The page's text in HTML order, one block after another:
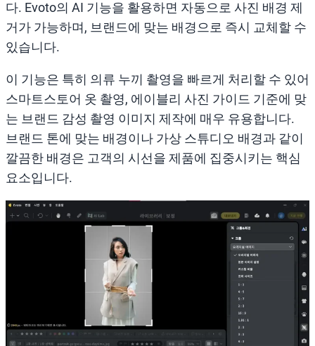
다. Evoto의 AI 기능을 활용하면 자동으로 사진 배경 제
거가 가능하며, 브랜드에 맞는 배경으로 즉시 교체할 수
있습니다.
이 기능은 특히 의류 누끼 촬영을 빠르게 처리할 수 있어
스마트스토어 옷 촬영, 에이블리 사진 가이드 기준에 맞
는 브랜드 감성 촬영 이미지 제작에 매우 유용합니다.
브랜드 톤에 맞는 배경이나 가상 스튜디오 배경과 같이
깔끔한 배경은 고객의 시선을 제품에 집중시키는 핵심
요소입니다.